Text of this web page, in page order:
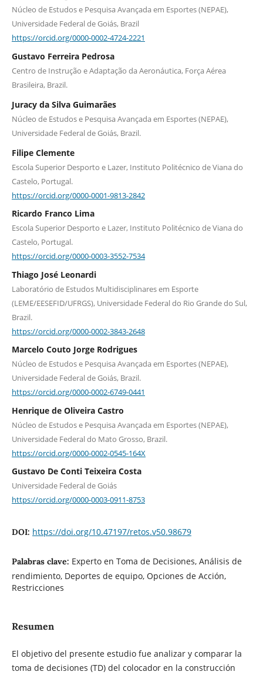
Núcleo de Estudos e Pesquisa Avançada em Esportes (NEPAE),
Universidade Federal de Goiás, Brazil
https://orcid.org/0000-0002-4724-2221
Gustavo Ferreira Pedrosa
Centro de Instrução e Adaptação da Aeronáutica, Força Aérea
Brasileira, Brazil.
Juracy da Silva Guimarães
Núcleo de Estudos e Pesquisa Avançada em Esportes (NEPAE),
Universidade Federal de Goiás, Brazil.
Filipe Clemente
Escola Superior Desporto e Lazer, Instituto Politécnico de Viana do
Castelo, Portugal.
https://orcid.org/0000-0001-9813-2842
Ricardo Franco Lima
Escola Superior Desporto e Lazer, Instituto Politécnico de Viana do
Castelo, Portugal.
https://orcid.org/0000-0003-3552-7534
Thiago José Leonardi
Laboratório de Estudos Multidisciplinares em Esporte
(LEME/EESEFID/UFRGS), Universidade Federal do Rio Grande do Sul,
Brazil.
https://orcid.org/0000-0002-3843-2648
Marcelo Couto Jorge Rodrigues
Núcleo de Estudos e Pesquisa Avançada em Esportes (NEPAE),
Universidade Federal de Goiás, Brazil.
https://orcid.org/0000-0002-6749-0441
Henrique de Oliveira Castro
Núcleo de Estudos e Pesquisa Avançada em Esportes (NEPAE),
Universidade Federal do Mato Grosso, Brazil.
https://orcid.org/0000-0002-0545-164X
Gustavo De Conti Teixeira Costa
Universidade Federal de Goiás
https://orcid.org/0000-0003-0911-8753
DOI: https://doi.org/10.47197/retos.v50.98679
Palabras clave: Experto en Toma de Decisiones, Análisis de
rendimiento, Deportes de equipo, Opciones de Acción,
Restricciones
Resumen
El objetivo del presente estudio fue analizar y comparar la
toma de decisiones (TD) del colocador en la construcción